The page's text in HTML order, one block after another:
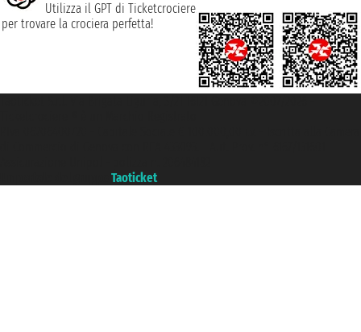
Utilizza il GPT di Ticketcrociere
per trovare la crociera perfetta!
Taoticket